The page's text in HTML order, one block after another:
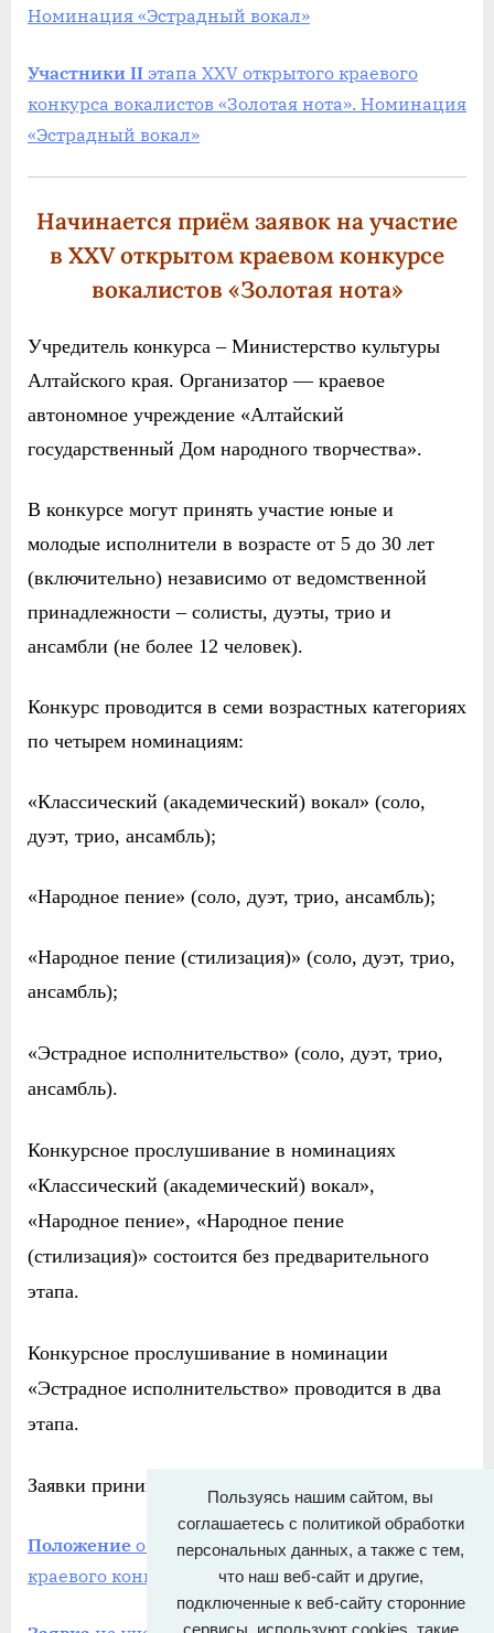
Пользуясь нашим сайтом, вы
соглашаетесь с политикой обработки
персональных данных, а также с тем,
что наш веб-сайт и другие,
подключенные к веб-сайту сторонние
Номинация «Эстрадный вокал»
Участники II этапа XXV открытого краевого
конкурса вокалистов «Золотая нота». Номинация
«Эстрадный вокал»
Начинается приём заявок на участие
в XXV открытом краевом конкурсе
вокалистов «Золотая нота»
Учредитель конкурса – Министерство культуры
Алтайского края. Организатор — краевое
автономное учреждение «Алтайский
государственный Дом народного творчества».
В конкурсе могут принять участие юные и
молодые исполнители в возрасте от 5 до 30 лет
(включительно) независимо от ведомственной
принадлежности – солисты, дуэты, трио и
ансамбли (не более 12 человек).
Конкурс проводится в семи возрастных категориях
по четырем номинациям:
«Классический (академический) вокал» (соло,
дуэт, трио, ансамбль);
«Народное пение» (соло, дуэт, трио, ансамбль);
«Народное пение (стилизация)» (соло, дуэт, трио,
ансамбль);
«Эстрадное исполнительство» (соло, дуэт, трио,
ансамбль).
Конкурсное прослушивание в номинациях
«Классический (академический) вокал»,
«Народное пение», «Народное пение
(стилизация)» состоится без предварительного
этапа.
Конкурсное прослушивание в номинации
«Эстрадное исполнительство» проводится в два
этапа.
Заявки принимаютсядо 15 ноября 2023 года
Положение о проведении ХXV открытого
краевого конкурса вокалистов «Золотая нота»